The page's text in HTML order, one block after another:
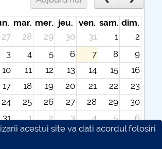
mar. mer. jeu. ven. sam. dim.
27
28 29 30 31 1
2
3
4 5 6 7 8
9
10
11 12 13 14 15
16
17
18 19 20 21 22
23
24
25 26 27 28 29
30
31
1 2 3 4 5
6
acestui site va dati acordul folosiri